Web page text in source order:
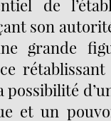
de
son
grande
et un